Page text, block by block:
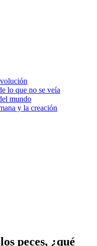
lo que no se veía
mundo
y la creación
peces, ¿qué